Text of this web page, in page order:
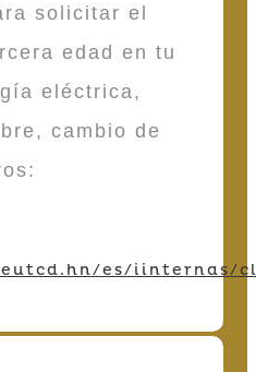
solicitar el
edad en tu
eléctrica,
cambio de
es/iinternas/